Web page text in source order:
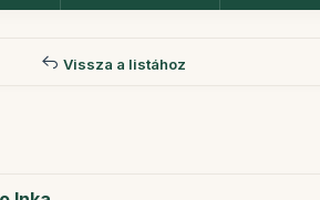
Vissza a listához